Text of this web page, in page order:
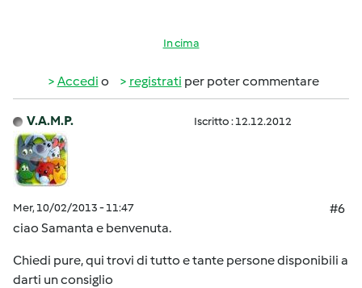
In cima
Accedi o registrati per poter commentare
V.A.M.P. Iscritto : 12.12.2012
Mer, 10/02/2013 - 11:47
#6
ciao Samanta e benvenuta.
Chiedi pure, qui trovi di tutto e tante persone disponibili a
darti un consiglio